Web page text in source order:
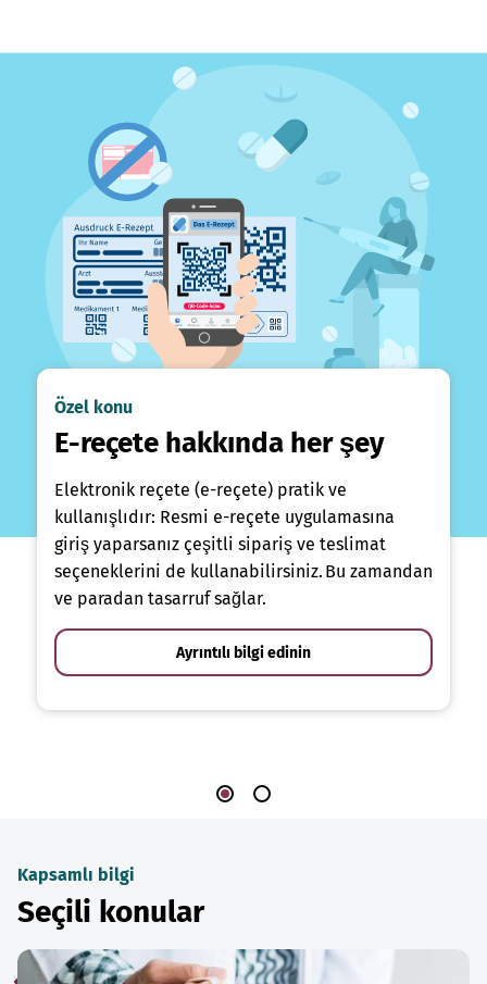
Özel konu
E-reçete hakkında her şey
Elektronik reçete (e-reçete) pratik ve
kullanışlıdır: Resmi e-reçete uygulamasına
giriş yaparsanız çeşitli sipariş ve teslimat
seçeneklerini de kullanabilirsiniz. Bu zamandan
ve paradan tasarruf sağlar.
Ayrıntılı bilgi edinin
Kapsamlı bilgi
Seçili konular